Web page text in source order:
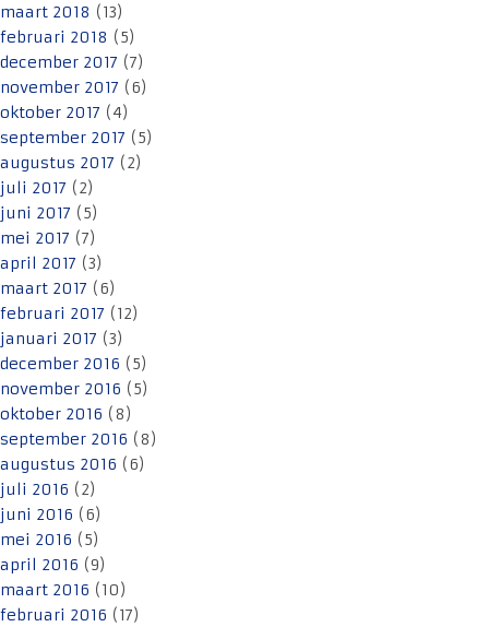
maart 2018 (13)
februari 2018 (5)
december 2017 (7)
november 2017 (6)
oktober 2017 (4)
september 2017 (5)
augustus 2017 (2)
juli 2017 (2)
juni 2017 (5)
mei 2017 (7)
april 2017 (3)
maart 2017 (6)
februari 2017 (12)
januari 2017 (3)
december 2016 (5)
november 2016 (5)
oktober 2016 (8)
september 2016 (8)
augustus 2016 (6)
juli 2016 (2)
juni 2016 (6)
mei 2016 (5)
april 2016 (9)
maart 2016 (10)
februari 2016 (17)